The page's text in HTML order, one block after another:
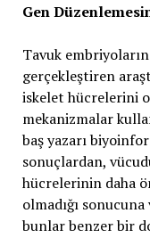
Gen
Tavuk
gerçekleştiren
iskelet hücrelerini
mekanizmalar
baş yazarı
sonuçlardan,
hücrelerinin daha
olmadığı
bunlar benzer bir